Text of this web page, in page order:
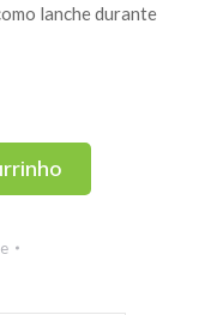
lanche durante